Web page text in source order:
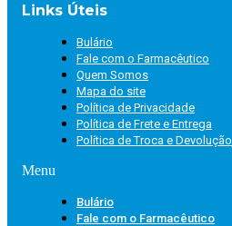
Links Úteis
Bulário
Fale com o Farmacêutico
Quem Somos
Mapa do site
Política de Privacidade
Política de Frete e Entrega
Política de Troca e Devolução
Menu
Bulário
Fale com o Farmacêutico